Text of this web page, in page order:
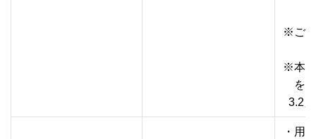
※ご利
※本プ
を使
・用